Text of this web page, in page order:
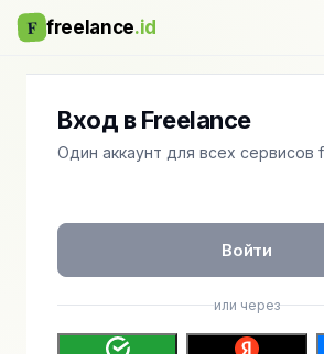
F freelance.id
Вход в Freelance
Один аккаунт для всех сервисов
Войти
или через